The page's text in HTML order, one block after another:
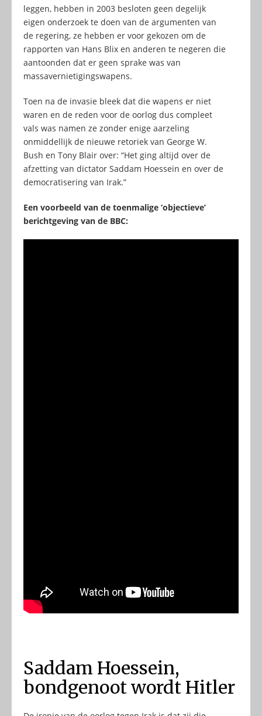
leggen, hebben in 2003 besloten geen degelijk
eigen onderzoek te doen van de argumenten van
de regering, ze hebben er voor gekozen om de
rapporten van Hans Blix en anderen te negeren die
aantoonden dat er geen sprake was van
massavernietigingswapens.
Toen na de invasie bleek dat die wapens er niet
waren en de reden voor de oorlog dus compleet
vals was namen ze zonder enige aarzeling
onmiddellijk de nieuwe retoriek van George W.
Bush en Tony Blair over: “Het ging altijd over de
afzetting van dictator Saddam Hoessein en over de
democratisering van Irak.”
Een voorbeeld van de toenmalige ‘objectieve’
berichtgeving van de BBC:
Saddam Hoessein,
bondgenoot wordt Hitler